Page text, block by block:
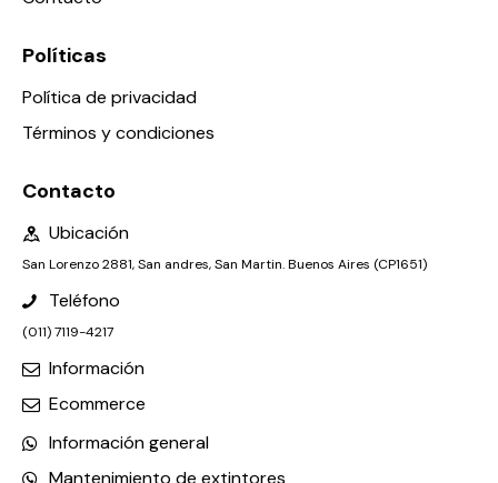
Políticas
Política de privacidad
Términos y condiciones
Contacto
Ubicación
San Lorenzo 2881, San andres, San Martin. Buenos Aires (CP1651)
Teléfono
(011) 7119-4217
Información
Ecommerce
Información general
Mantenimiento de extintores